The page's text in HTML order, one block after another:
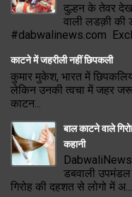
दुल्हन के तेवर
वाली लडक़ी की
#dabwalinews.com
काटने में जहरीली नहीं छिपकली
कुमार मुकेश, भारत में
लेकिन उनकी त्वचा में जहर
काटन...
बाल काटने वाले
कहानी
डबवाली
गिरोह की दहशत से लोगो में अ...